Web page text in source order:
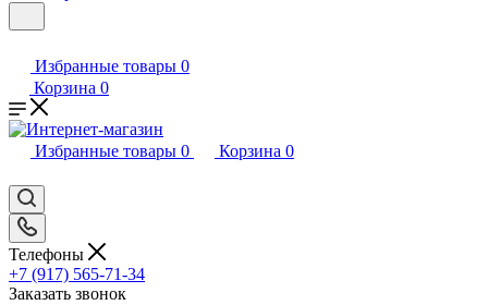
Избранные товары 0
Корзина 0
Избранные товары 0 Корзина 0
Телефоны
+7 (917) 565-71-34
Заказать звонок